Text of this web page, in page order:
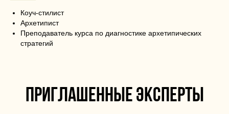
Коуч-стилист
Архетипист
Преподаватель курса по диагностике архетипических
стратегий
приглашенные эксперты